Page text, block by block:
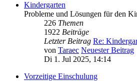
Kindergarten
Probleme und Lösungen für den
226 Themen
1922 Beiträge
Letzter Beitrag Re:
von Taraec Neuester Beitrag
Di 1. Jul 2025, 14:14
Vorzeitige Einschulung